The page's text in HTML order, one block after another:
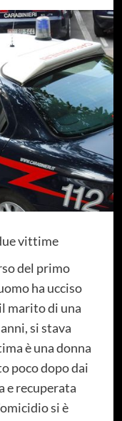
vittime
del primo
ha ucciso
marito di una
si stava
è una donna
poco dopo dai
e recuperata
si è